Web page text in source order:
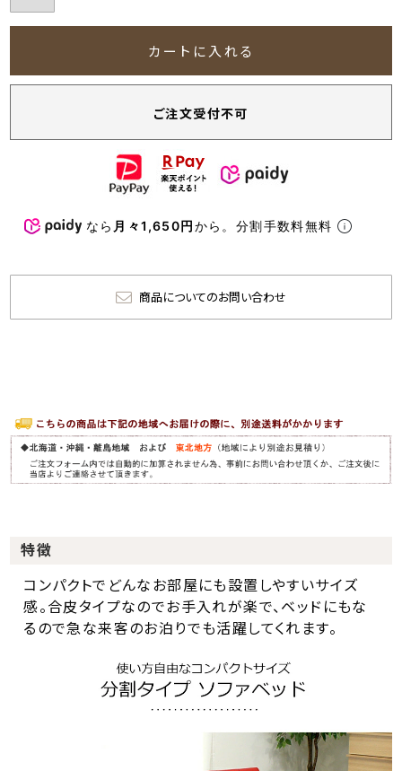
カートに入れる
ご注文受付不可
なら 月々1,650円から。分割手数料無料
商品についてのお問い合わせ
特徴
コンパクトでどんなお部屋にも設置しやすいサイズ
感。合皮タイプなのでお手入れが楽で、ベッドにもな
るので急な来客のお泊りでも活躍してくれます。